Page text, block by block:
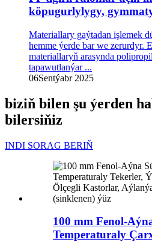
köpugurlylygy,
Materiallary gaýtadan işlemek
hemme ýerde bar we zerurdyr.
materiallaryň arasynda
tapawutlanýar ...
06Sentýabr 2025
biziň bilen şu ýerden
bilersiňiz
INDI SORAG BERIŇ
100 mm Fenol-
Temperaturaly